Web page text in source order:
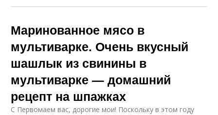
Маринованное мясо в
мультиварке. Очень вкусный
шашлык из свинины в
мультиварке — домашний
рецепт на шпажках
С Первомаем вас, дорогие мои! Поскольку в этом году